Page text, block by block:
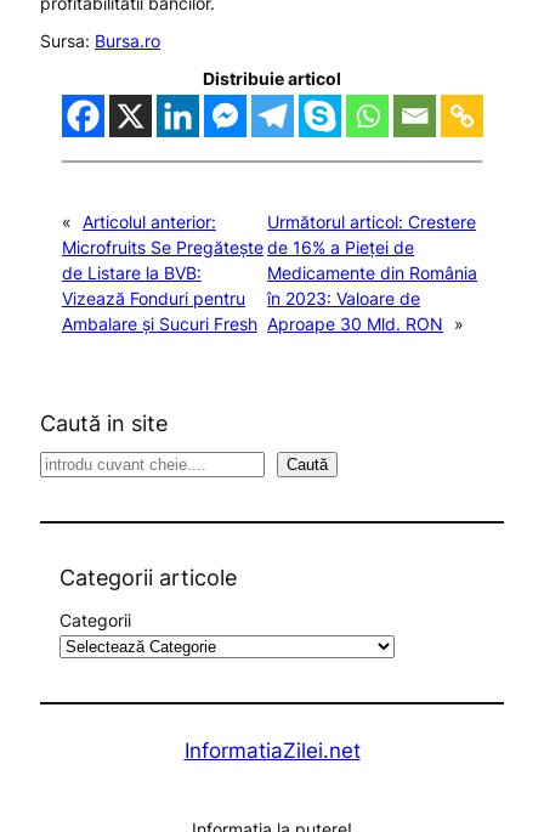
Sursa: Bursa.ro
Distribuie articol
« Articolul anterior:
Microfruits Se Pregătește
de Listare la BVB:
Vizează Fonduri pentru
Ambalare și Sucuri Fresh
Următorul articol:Crestere
de 16% a Pieței de
Medicamente din România
în 2023: Valoare de
Aproape 30 Mld. RON
»
Caută in site
S
Caută
Categorii articole
Categorii
InformatiaZilei.net